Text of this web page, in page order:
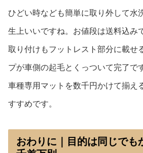
ひどい時なども簡単に取り外して水
生上いいですね。お値段は送料込み
取り付けもフットレスト部分に載せ
プが車側の起毛とくっついて完了で
車種専用マットを数千円かけて揃え
すすめです。
おわりに｜目的は同じでも